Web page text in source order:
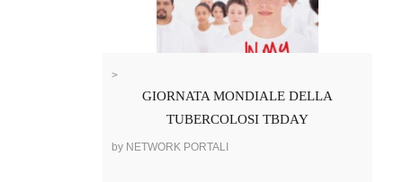
>
GIORNATA MONDIALE DELLA
TUBERCOLOSI TBDAY
by NETWORK PORTALI